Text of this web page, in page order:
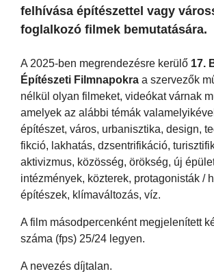
felhívása építészettel vagy
foglalkozó filmek bemutatására.
A 2025-ben megrendezésre kerülő 17.
Építészeti Filmnapokra a szervezők
nélkül olyan filmeket, videókat várnak
amelyek az alábbi témák
építészet, város, urbanisztika, design,
fikció, lakhatás, dzsentrifikáció,
aktivizmus, közösség, örökség, új
intézmények, közterek, protagonisták /
építészek, klímaváltozás, víz.
A film másodpercenként megjelenített
száma (fps) 25/24 legyen.
A nevezés díjtalan.